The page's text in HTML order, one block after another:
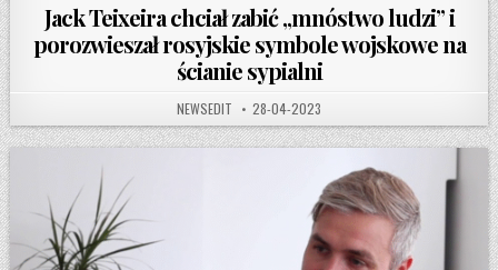
Jack Teixeira chciał zabić „mnóstwo ludzi” i
porozwieszał rosyjskie symbole wojskowe na
ścianie sypialni
AUTHOR:
NEWSEDIT PUBLISHED DATE:
28-04-2023